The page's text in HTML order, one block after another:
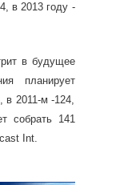
в 2013 году -
в будущее
планирует
в 2011-м -124,
собрать 141
Int.